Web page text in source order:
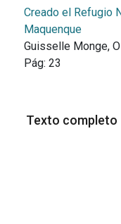
Creado el Refugio
Maquenque
Guisselle Monge,
Pág: 23
Texto completo